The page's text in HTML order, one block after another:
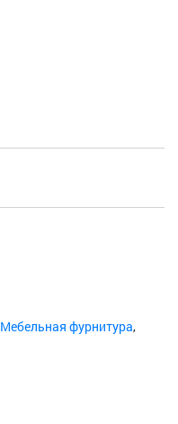
Мебельная фурнитура,